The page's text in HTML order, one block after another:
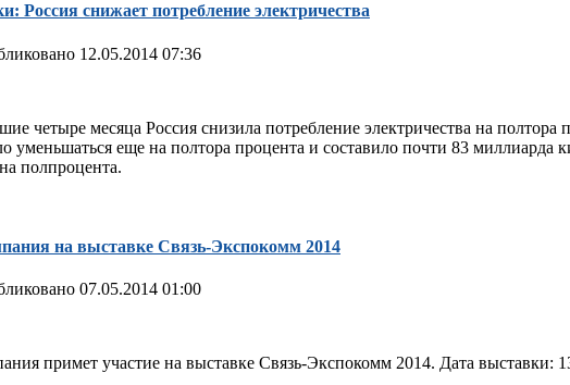
Россия снижает потребление электричества
12.05.2014 07:36
четыре месяца Россия снизила потребление электричества на
уменьшаться еще на полтора процента и составило почти 83 миллиарда
полпроцента.
на выставке Связь-Экспокомм 2014
07.05.2014 01:00
примет участие на выставке Связь-Экспокомм 2014. Дата выставки: